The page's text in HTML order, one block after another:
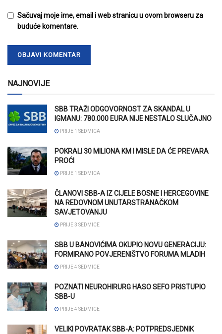
Sačuvaj moje ime, email i web stranicu u ovom browseru za
buduće komentare.
NAJNOVIJE
SBB TRAŽI ODGOVORNOST ZA SKANDAL U
IGMANU: 780.000 EURA NIJE NESTALO SLUČAJNO
PRIJE 1 SEDMICA
POKRALI 30 MILIONA KM I MISLE DA ĆE PREVARA
PROĆI
PRIJE 1 SEDMICA
ČLANOVI SBB-A IZ CIJELE BOSNE I HERCEGOVINE
NA REDOVNOM UNUTARSTRANAČKOM
SAVJETOVANJU
PRIJE 3 SEDMICE
SBB U BANOVIĆIMA OKUPIO NOVU GENERACIJU:
FORMIRANO POVJERENIŠTVO FORUMA MLADIH
PRIJE 4 SEDMICE
POZNATI NEUROHIRURG HASO SEFO PRISTUPIO
SBB-U
PRIJE 4 SEDMICE
VELIKI POVRATAK SBB-A: POTPREDSJEDNIK